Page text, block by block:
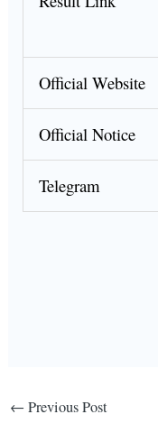
Official Website
Official Notice
Telegram
← Previous Post